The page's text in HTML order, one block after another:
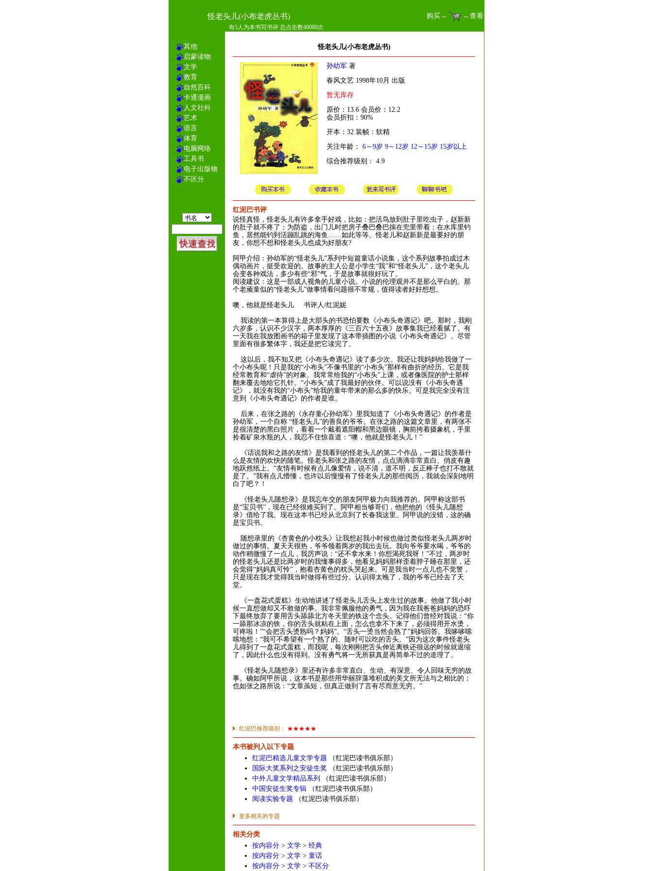
怪老头儿(小布老虎丛书) 购买→ ←查看
有5人为本书写书评 总点击数40080次
其他
启蒙读物
文学
教育
自然百科
卡通漫画
人文社科
艺术
语言
体育
电脑网络
工具书
电子出版物
不区分
怪老头儿(小布老虎丛书)
孙幼军 著
春风文艺 1998年10月 出版
暂无库存
原价：13.6 会员价：12.2
会员折扣：90%
开本：32 装帧：软精
关注年龄： 6～9岁 9～12岁 12～15岁 15岁以上
综合推荐级别： 4.9
红泥巴书评
说怪真怪，怪老头儿有许多拿手好戏，比如：把活鸟放到肚子里吃虫子，赵新新
的肚子就不疼了；为防盗，出门儿时把房子叠巴叠巴揣在兜里带着；在水库里钓
鱼，居然能钓到活蹦乱跳的海鱼……如此等等。怪老儿和赵新新是最要好的朋
友，你想不想和怪老头儿也成为好朋友?
阿甲介绍：孙幼军的“怪老头儿”系列中短篇童话小说集，这个系列故事拍成过木
偶动画片，挺受欢迎的。故事的主人公是小学生“我”和“怪老头儿”，这个老头儿
会变各种戏法，多少有些“邪”气，于是故事就很好玩了。
阅读建议：这是一部成人视角的儿童小说。小说的伦理观并不是那么平白的。那
个老顽童似的“怪老头儿”做事情看问题很不常规，值得读者好好想想。
噢，他就是怪老头儿 书评人/红泥妮
我读的第一本算得上是大部头的书恐怕要数《小布头奇遇记》吧。那时，我刚
六岁多，认识不少汉字，两本厚厚的《三百六十五夜》故事集我已经看腻了。有
一天我在我放图画书的箱子里发现了这本带插图的小说《小布头奇遇记》。尽管
里面有很多繁体字，我还是把它读完了。
这以后，我不知又把《小布头奇遇记》读了多少次。我还让我妈妈给我做了一
个小布头呢！只是我的“小布头”不像书里的“小布头”那样有曲折的经历。它是我
经常教育和“虐待”的对象。我常常给我的“小布头”上课，或者像医院的护士那样
翻来覆去地给它扎针。“小布头”成了我最好的伙伴。可以说没有《小布头奇遇
记》，就没有我的“小布头”给我的童年带来的那么多的快乐。可是我完全没有注
意到《小布头奇遇记》的作者是谁。
后来，在张之路的《永存童心孙幼军》里我知道了《小布头奇遇记》的作者是
孙幼军，一个自称 “怪老头儿”的善良的爷爷。在张之路的这篇文章里，有两张不
是很清楚的黑白照片，看着一个戴着遮阳帽和黑边眼镜，胸前挎着摄象机，手里
拎着矿泉水瓶的人，我忍不住惊喜道：“噢，他就是怪老头儿！”
《话说我和之路的友情》是我看到的怪老头儿的第二个作品，一篇让我羡慕什
么是友情的欢快的随笔。怪老头和张之路的友情，点点滴滴非常直白、俏皮有趣
地跃然纸上。“友情有时候有点儿像爱情，说不清，道不明，反正棒子也打不散就
是了。”我有点儿懵懂，也许以后慢慢有了怪老头儿的那些阅历，我就会深刻地明
白了吧？！
《怪老头儿随想录》是我忘年交的朋友阿甲极力向我推荐的。阿甲称这部书
是“宝贝书”，现在已经很难买到了。阿甲相当够哥们，他把他的《怪头儿随想
录》借给了我。现在这本书已经从北京到了长春我这里。阿甲说的没错，这的确
是宝贝书。
随想录里的《杏黄色的小枕头》让我想起我小时候也做过类似怪老头儿两岁时
做过的事情。夏天天很热，爷爷领着两岁的我出去玩。我向爷爷要水喝，爷爷的
动作稍微慢了一点儿，我厉声说：“还不拿水来！你想渴死我呀！”不过，两岁时
的怪老头儿还是比两岁时的我懂事得多，他看见妈妈那样歪着脖子睡在那里，还
会觉得“妈妈真可怜”，抱着杏黄色的枕头哭起来。可是我当时一点儿也不觉警，
只是现在我才觉得我当时做得有些过分。认识得太晚了，我的爷爷已经去了天
堂。
《一盘花式蛋糕》生动地讲述了怪老头儿舌头上发生过的故事。他做了我小时
候一直想做却又不敢做的事。我非常佩服他的勇气，因为我在我爸爸妈妈的恐吓
下最终放弃了要用舌头舔舔北方冬天里的铁这个念头。记得他们曾经对我说：“你
一舔那冰凉的铁，你的舌头就粘在上面，怎么也拿不下来了，必须得用开水烫，
可疼啦！”“会把舌头烫熟吗？妈妈”。“舌头一烫当然会熟了”妈妈回答。我哆哆嗦
嗦地想：“我可不希望有一个熟了的、随时可以吃的舌头。”因为这次事件怪老头
儿得到了一盘花式蛋糕，而我呢，每次刚刚把舌头伸近离铁还很远的时候就退缩
了，因此什么也没有得到。没有勇气将一无所获真是再简单不过的道理了。
《怪老头儿随想录》里还有许多非常直白、生动、有深意、令人回味无穷的故
事。确如阿甲所说，这本书是那些用华丽辞藻堆积成的美文所无法与之相比的；
也如张之路所说：“文章虽短，但真正做到了言有尽而意无穷。”
红泥巴推荐级别： ★★★★★
本书被列入以下专题
红泥巴精选儿童文学专题 （红泥巴读书俱乐部）
国际大奖系列之安徒生奖 （红泥巴读书俱乐部）
中外儿童文学精品系列
（红泥巴读书俱乐部）
中国安徒生奖专辑 （红泥巴读书俱乐部）
阅读实验专题 （红泥巴读书俱乐部）
更多相关的专题
相关分类
按内容分 > 文学 > 经典
按内容分 > 文学 > 童话
按内容分 > 文学 > 不区分